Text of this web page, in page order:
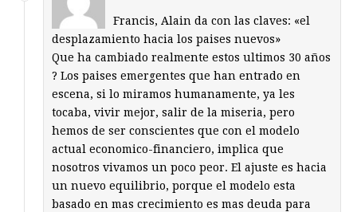
Francis, Alain da con las claves: «el
desplazamiento hacia los paises nuevos»
Que ha cambiado realmente estos ultimos 30 años
? Los paises emergentes que han entrado en
escena, si lo miramos humanamente, ya les
tocaba, vivir mejor, salir de la miseria, pero
hemos de ser conscientes que con el modelo
actual economico-financiero, implica que
nosotros vivamos un poco peor. El ajuste es hacia
un nuevo equilibrio, porque el modelo esta
basado en mas crecimiento es mas deuda para